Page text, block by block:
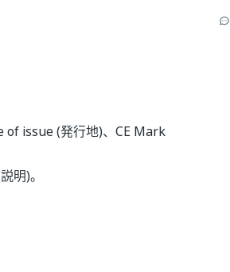
issue (発行地)、CE Mark
明)。